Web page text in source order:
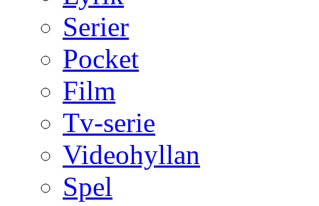
Serier
Pocket
Film
Tv-serie
Videohyllan
Spel